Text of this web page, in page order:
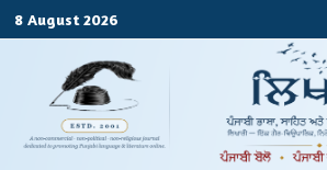
8 August 2026